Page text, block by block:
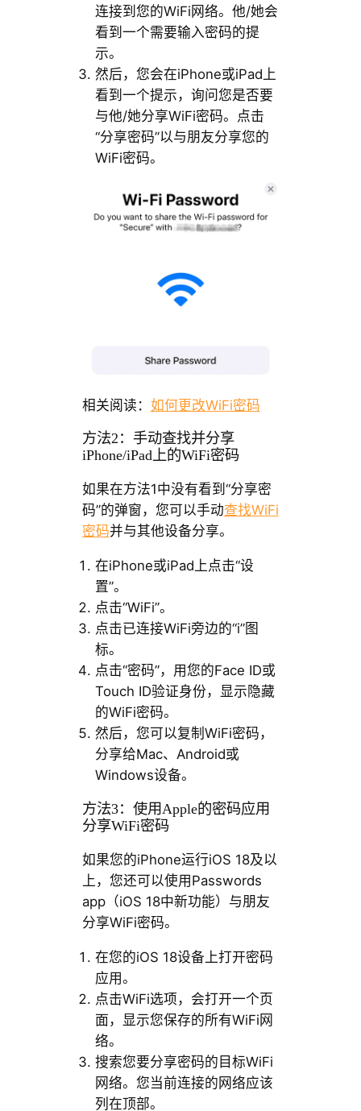
连接到您的WiFi网络。他/她会
看到一个需要输入密码的提
示。
然后，您会在iPhone或iPad上
看到一个提示，询问您是否要
与他/她分享WiFi密码。点击
“分享密码”以与朋友分享您的
WiFi密码。
相关阅读： 如何更改WiFi密码
方法2：手动查找并分享
iPhone/iPad上的WiFi密码
如果在方法1中没有看到“分享密
码”的弹窗，您可以手动查找WiFi
密码并与其他设备分享。
在iPhone或iPad上点击“设
置”。
点击“WiFi”。
点击已连接WiFi旁边的“i”图
标。
点击“密码”，用您的Face ID或
Touch ID验证身份，显示隐藏
的WiFi密码。
然后，您可以复制WiFi密码，
分享给Mac、Android或
Windows设备。
方法3：使用Apple的密码应用
分享WiFi密码
如果您的iPhone运行iOS 18及以
上，您还可以使用Passwords
app（iOS 18中新功能）与朋友
分享WiFi密码。
在您的iOS 18设备上打开密码
应用。
点击WiFi选项，会打开一个页
面，显示您保存的所有WiFi网
络。
搜索您要分享密码的目标WiFi
网络。您当前连接的网络应该
列在顶部。